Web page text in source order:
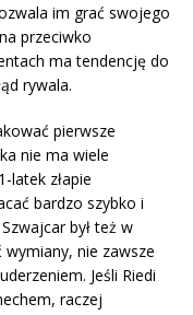
im grać swojego
przeciwko
ma tendencję do
rywala.
pierwsze
nie ma wiele
latek złapie
bardzo szybko i
był też w
nie zawsze
Jeśli Riedi
raczej